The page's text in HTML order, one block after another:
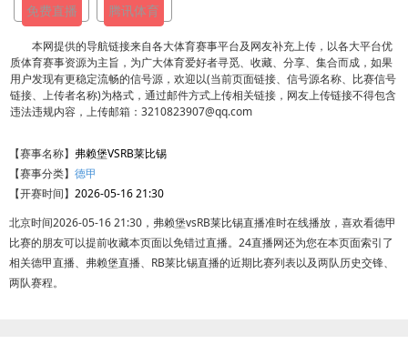
免费直播 腾讯体育
本网提供的导航链接来自各大体育赛事平台及网友补充上传，以各大平台优
质体育赛事资源为主旨，为广大体育爱好者寻觅、收藏、分享、集合而成，如果
用户发现有更稳定流畅的信号源，欢迎以(当前页面链接、信号源名称、比赛信号
链接、上传者名称)为格式，通过邮件方式上传相关链接，网友上传链接不得包含
违法违规内容，上传邮箱：3210823907@qq.com
【赛事名称】 弗赖堡VSRB莱比锡
【赛事分类】 德甲
【开赛时间】 2026-05-16 21:30
北京时间2026-05-16 21:30，弗赖堡vsRB莱比锡直播准时在线播放，喜欢看德甲
比赛的朋友可以提前收藏本页面以免错过直播。24直播网还为您在本页面索引了
相关德甲直播、弗赖堡直播、RB莱比锡直播的近期比赛列表以及两队历史交锋、
两队赛程。